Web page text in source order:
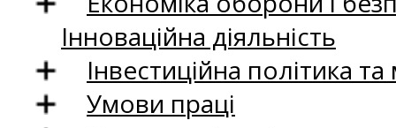
Інноваційна діяльність
Інвестиційна політика
Умови праці